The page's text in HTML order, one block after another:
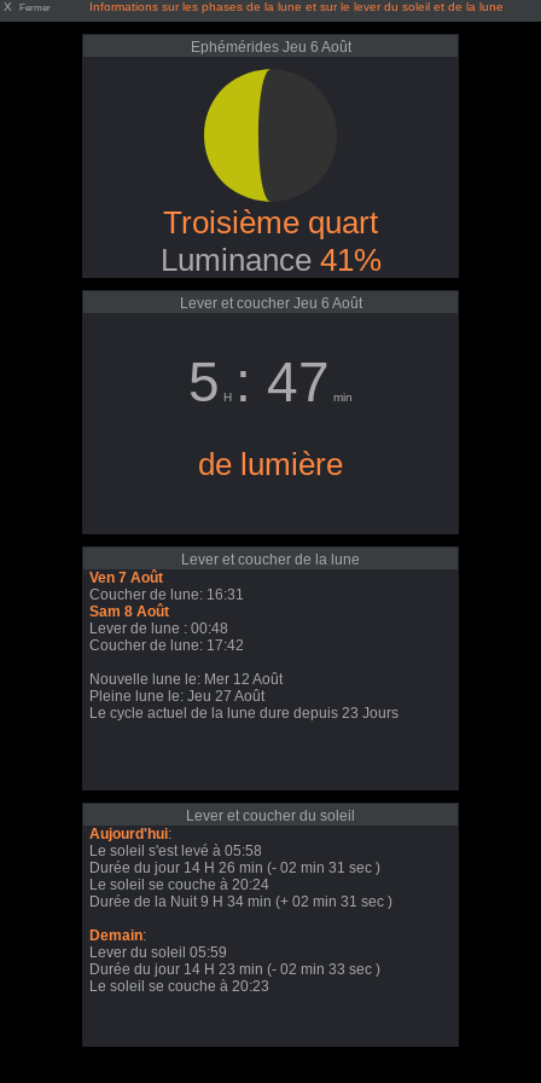
X Fermer Informations sur les phases de la lune et sur le lever du soleil et de la lune
Ephémérides Jeu 6 Août
Troisième quart
Luminance 41%
Lever et coucher Jeu 6 Août
5 H : 47 min
de lumière
Lever et coucher de la lune
Ven 7 Août
Coucher de lune: 16:31
Sam 8 Août
Lever de lune : 00:48
Coucher de lune: 17:42
Nouvelle lune le: Mer 12 Août
Pleine lune le: Jeu 27 Août
Le cycle actuel de la lune dure depuis 23 Jours
Lever et coucher du soleil
Aujourd'hui:
Le soleil s'est levé à 05:58
Durée du jour 14 H 26 min (- 02 min 31 sec )
Le soleil se couche à 20:24
Durée de la Nuit 9 H 34 min (+ 02 min 31 sec )
Demain:
Lever du soleil 05:59
Durée du jour 14 H 23 min (- 02 min 33 sec )
Le soleil se couche à 20:23